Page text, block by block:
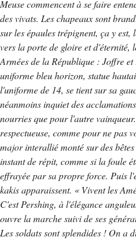
Meuse commencent à se faire
des vivats. Les chapeaux sont
sur les épaules trépignent, ça y
vers la porte de gloire et d'éternité,
Armées de la République : Joffre
uniforme bleu horizon, statue
l'uniforme de 14, se tient sur sa
néanmoins inquiet des
nourries que pour l'autre
respectueuse, comme pour ne pas
major interallié monté sur des
instant de répit, comme si la foule
effrayée par sa propre force. Puis
kakis apparaissent. « Vivent les
C'est Pershing, à l'élégance
ouvre la marche suivi de ses
Les soldats sont splendides ! On a